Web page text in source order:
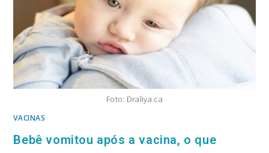
Foto: Draliya.ca
VACINAS
Bebê vomitou após a vacina, o que